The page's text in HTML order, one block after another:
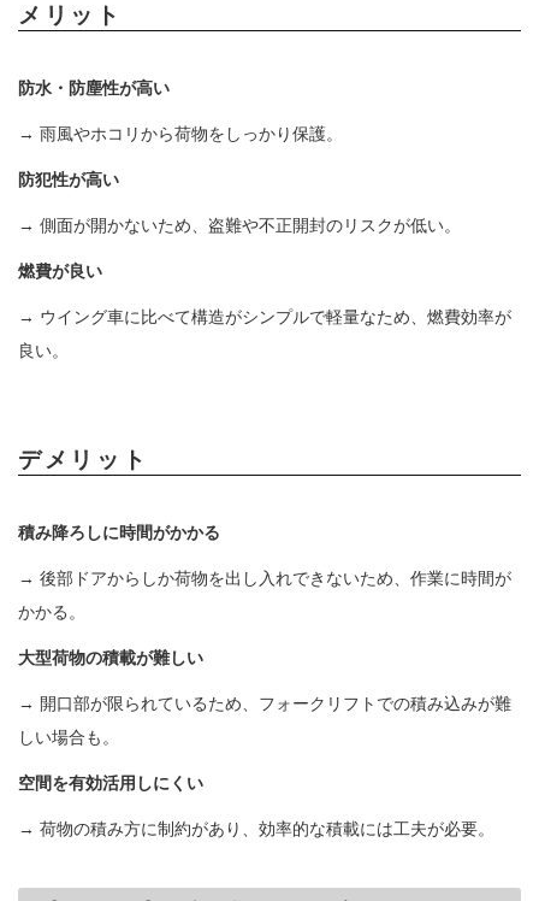
メリット
防水・防塵性が高い
→ 雨風やホコリから荷物をしっかり保護。
防犯性が高い
→ 側面が開かないため、盗難や不正開封のリスクが低い。
燃費が良い
→ ウイング車に比べて構造がシンプルで軽量なため、燃費効率が
良い。
デメリット
積み降ろしに時間がかかる
→ 後部ドアからしか荷物を出し入れできないため、作業に時間が
かかる。
大型荷物の積載が難しい
→ 開口部が限られているため、フォークリフトでの積み込みが難
しい場合も。
空間を有効活用しにくい
→ 荷物の積み方に制約があり、効率的な積載には工夫が必要。